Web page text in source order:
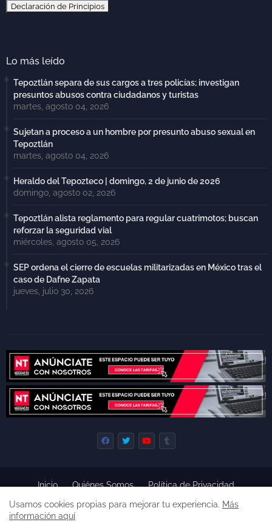
Declaración de Principios
Lo más leído
Tepoztlán separa de sus cargos a tres policías; investigan
presuntos abusos contra ciudadanos y turistas
martes, agosto 04, 2026
Sujetan a proceso a un hombre por presunto abuso sexual en
Tepoztlán
martes, agosto 04, 2026
Heraldo del Tepozteco | domingo, 2 de junio de 2026
domingo, agosto 02, 2026
Tepoztlán alista reglamento para regular cuatrimotos; buscan
reforzar la seguridad vial
miércoles, agosto 05, 2026
SEP ordena el cierre de escuelas militarizadas en México tras el
caso de Dafne Zapata
jueves, julio 30, 2026
Inicio Quiénes Somos
Política de Privacidad
Derecho de Réplica
Términos y Condiciones de Uso
Usamos cookies propias para mejorar tu experiencia. Más
información aquí